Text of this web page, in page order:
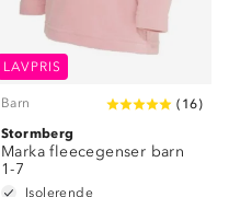
LAVPRIS
Barn ( 16)
Stormberg
Marka fleecegenser barn
1-7
Isolerende